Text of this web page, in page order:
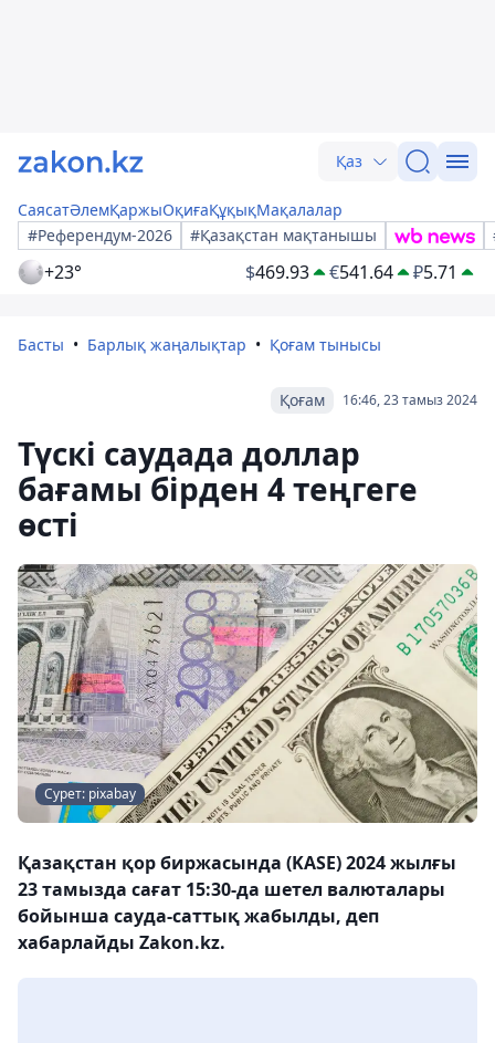
Қаз
СаясатӘлемҚаржыОқиғаҚұқықМақалалар
#Референдум-2026
#Қазақстан мақтанышы
+23° $469.93 €541.64 ₽5.71
Басты Барлық жаңалықтар Қоғам тынысы
16:46, 23 тамыз 2024
Қоғам
Түскі саудада доллар
бағамы бірден 4 теңгеге
өсті
Сурет: pixabay
Қазақстан қор биржасында (KASE) 2024 жылғы
23 тамызда сағат 15:30-да шетел валюталары
бойынша сауда-саттық жабылды, деп
хабарлайды Zakon.kz.